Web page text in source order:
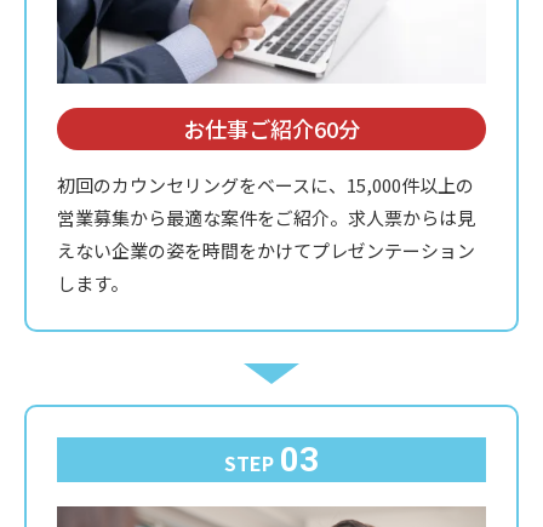
お仕事ご紹介60分
初回のカウンセリングをベースに、15,000件以上の
営業募集から最適な案件をご紹介。求人票からは見
えない企業の姿を時間をかけてプレゼンテーション
します。
STEP 03